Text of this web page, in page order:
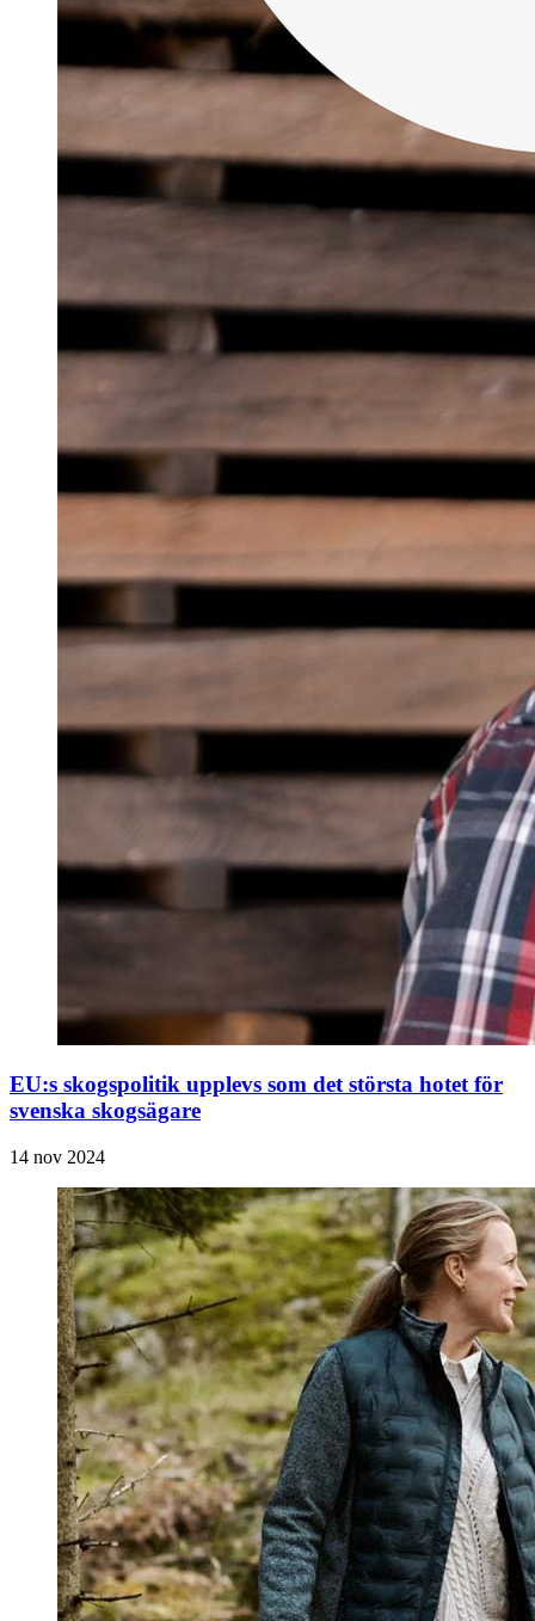
EU:s skogspolitik upplevs som det största hotet för
svenska skogsägare
14 nov 2024